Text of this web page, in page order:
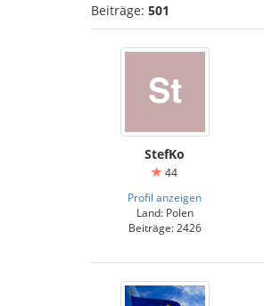
Beiträge: 501
StefKo
44
Profil anzeigen
Land: Polen
Beiträge: 2426